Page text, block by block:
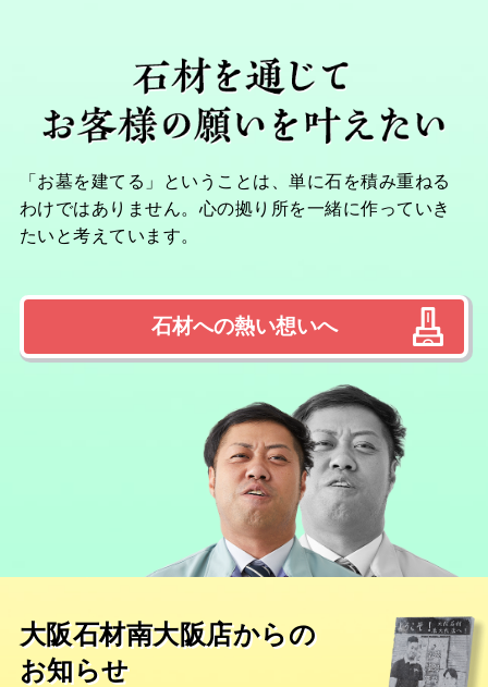
「お墓を建てる」ということは、単に石を積み重ねる
わけではありません。心の拠り所を一緒に作っていき
たいと考えています。
石材への熱い想いへ
大阪石材南大阪店からの
お知らせ